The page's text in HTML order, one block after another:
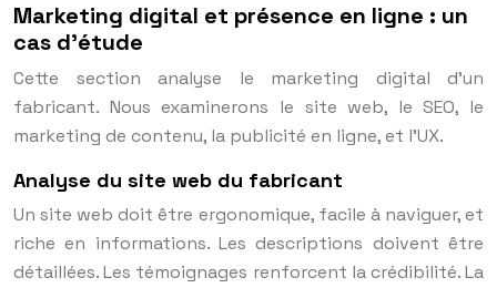
Marketing digital et présence en ligne : un
cas d’étude
Cette section analyse le marketing digital d’un
fabricant. Nous examinerons le site web, le SEO, le
marketing de contenu, la publicité en ligne, et l’UX.
Analyse du site web du fabricant
Un site web doit être ergonomique, facile à naviguer, et
riche en informations. Les descriptions doivent être
détaillées. Les témoignages renforcent la crédibilité. La